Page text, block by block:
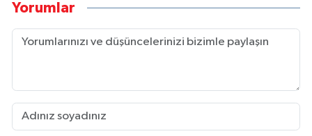
Yorumlar